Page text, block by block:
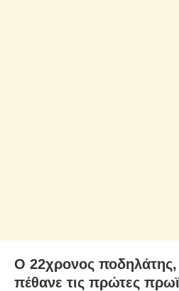
Ο 22χρονος
πέθανε τις πρώτες